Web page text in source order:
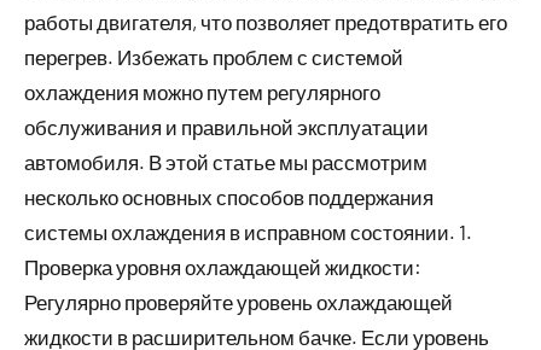
работы двигателя, что позволяет предотвратить его
перегрев. Избежать проблем с системой
охлаждения можно путем регулярного
обслуживания и правильной эксплуатации
автомобиля. В этой статье мы рассмотрим
несколько основных способов поддержания
системы охлаждения в исправном состоянии. 1.
Проверка уровня охлаждающей жидкости:
Регулярно проверяйте уровень охлаждающей
жидкости в расширительном бачке. Если уровень